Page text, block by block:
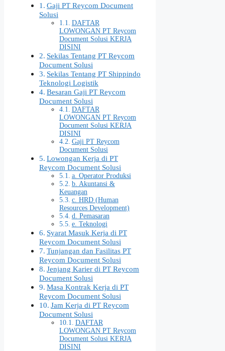
Gaji PT Reycom Document
Solusi
DAFTAR
LOWONGAN PT Reycom
Document Solusi KERJA
DISINI
Sekilas Tentang PT Reycom
Document Solusi
Sekilas Tentang PT Shippindo
Teknologi Logistik
Besaran Gaji PT Reycom
Document Solusi
DAFTAR
LOWONGAN PT Reycom
Document Solusi KERJA
DISINI
Gaji PT Reycom
Document Solusi
Lowongan Kerja di PT
Reycom Document Solusi
a. Operator Produksi
b. Akuntansi &
Keuangan
c. HRD (Human
Resources Development)
d. Pemasaran
e. Teknologi
Syarat Masuk Kerja di PT
Reycom Document Solusi
Tunjangan dan Fasilitas PT
Reycom Document Solusi
Jenjang Karier di PT Reycom
Document Solusi
Masa Kontrak Kerja di PT
Reycom Document Solusi
Jam Kerja di PT Reycom
Document Solusi
DAFTAR
LOWONGAN PT Reycom
Document Solusi KERJA
DISINI